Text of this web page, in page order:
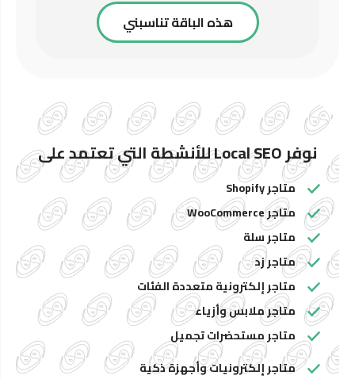
هذه الباقة تناسبني
نوفر Local SEO للأنشطة التي تعتمد على
متاجر Shopify
متاجر WooCommerce
متاجر سلة
متاجر زد
متاجر إلكترونية متعددة الفئات
متاجر ملابس وأزياء
متاجر مستحضرات تجميل
متاجر إلكترونيات وأجهزة ذكية